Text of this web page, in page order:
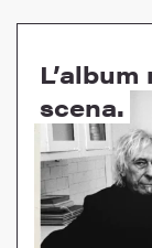
scena.